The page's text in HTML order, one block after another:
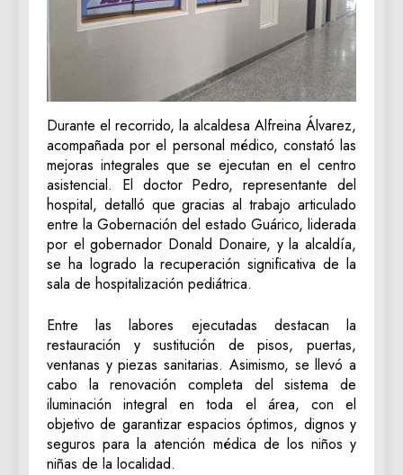
Durante el recorrido, la alcaldesa Alfreina Álvarez,
acompañada por el personal médico, constató las
mejoras integrales que se ejecutan en el centro
asistencial. El doctor Pedro, representante del
hospital, detalló que gracias al trabajo articulado
entre la Gobernación del estado Guárico, liderada
por el gobernador Donald Donaire, y la alcaldía,
se ha logrado la recuperación significativa de la
sala de hospitalización pediátrica.
Entre las labores ejecutadas destacan la
restauración y sustitución de pisos, puertas,
ventanas y piezas sanitarias. Asimismo, se llevó a
cabo la renovación completa del sistema de
iluminación integral en toda el área, con el
objetivo de garantizar espacios óptimos, dignos y
seguros para la atención médica de los niños y
niñas de la localidad.